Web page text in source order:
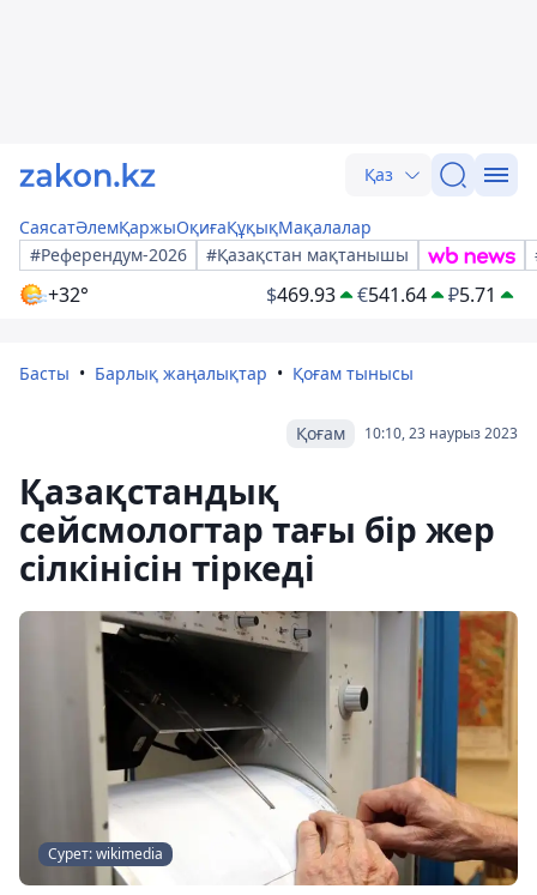
Қаз
СаясатӘлемҚаржыОқиғаҚұқықМақалалар
#Референдум-2026
#Қазақстан мақтанышы
+32° $469.93 €541.64 ₽5.71
Басты Барлық жаңалықтар Қоғам тынысы
10:10, 23 наурыз 2023
Қоғам
Қазақстандық
сейсмологтар тағы бір жер
сілкінісін тіркеді
Сурет: wikimedia